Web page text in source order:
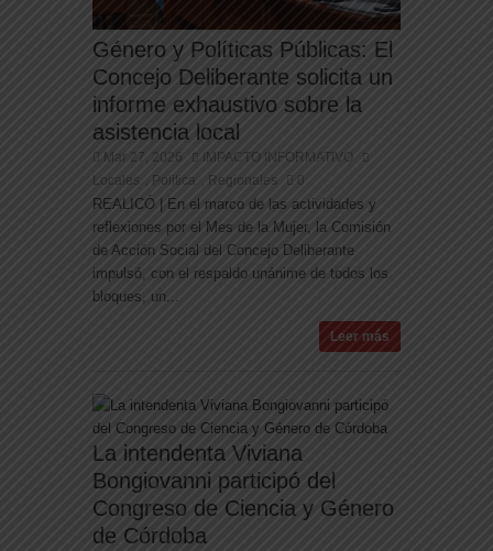
Género y Políticas Públicas: El
Concejo Deliberante solicita un
informe exhaustivo sobre la
asistencia local
Mar 27, 2026
IMPACTO INFORMATIVO
Locales
Politica Regionales 0
REALICÓ | En el marco de las actividades y
reflexiones por el Mes de la Mujer, la Comisión
de Acción Social del Concejo Deliberante
impulsó, con el respaldo unánime de todos los
bloques, un...
Leer más
La intendenta Viviana
Bongiovanni participó del
Congreso de Ciencia y Género
de Córdoba